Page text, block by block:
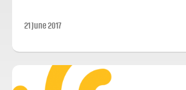
koelmachine.
21 June 2017